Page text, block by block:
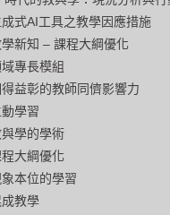
成式AI工具之教學因應措施
新知 – 課程大綱優化
專長模組
益彰的教師同儕影響力
學習
學的學術
大綱優化
本位的學習
成教學